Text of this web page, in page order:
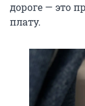
дороге — это
плату.